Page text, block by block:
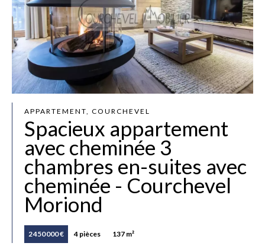
APPARTEMENT, COURCHEVEL
Spacieux appartement
avec cheminée 3
chambres en-suites avec
cheminée - Courchevel
Moriond
2 450 000 € 4 pièces 137 m²